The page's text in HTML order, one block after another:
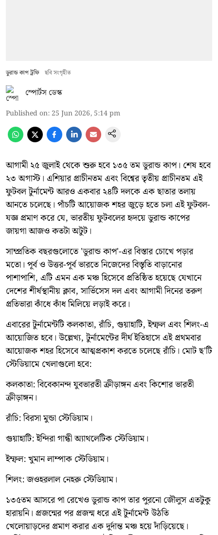
ডুরান্ড কাপ ট্রফি ছবি সংগৃহীত
স্পোর্টস ডেস্ক
Published on: 25 Jun 2026, 5:14 pm
আগামী ২৫ জুলাই থেকে শুরু হবে ১৩৫ তম ডুরান্ড কাপ। শেষ হবে
২৩ অগাস্ট। এশিয়ার প্রাচীনতম এবং বিশ্বের তৃতীয় প্রাচীনতম এই
ফুটবল টুর্নামেন্ট আরও একবার ২৪টি দলকে এক ছাতার তলায়
আনতে চলেছে। পাঁচটি আয়োজক শহর জুড়ে হতে চলা এই ফুটবল-
যজ্ঞ প্রমাণ করে যে, ভারতীয় ফুটবলের হৃদয়ে ডুরান্ড কাপের
জায়গা আজও কতটা অটুট।
সাম্প্রতিক বছরগুলোতে 'ডুরান্ড কাপ'-এর বিস্তার চোখে পড়ার
মতো। পূর্ব ও উত্তর-পূর্ব ভারতে নিজেদের বিস্তৃতি বাড়ানোর
পাশাপাশি, এটি এমন এক মঞ্চ হিসেবে প্রতিষ্ঠিত হয়েছে যেখানে
দেশের শীর্ষস্থানীয় ক্লাব, সার্ভিসেস দল এবং আগামী দিনের তরুণ
প্রতিভারা কাঁধে কাঁধ মিলিয়ে লড়াই করে।
এবারের টুর্নামেন্টটি কলকাতা, রাঁচি, গুয়াহাটি, ইম্ফল এবং শিলং-এ
আয়োজিত হবে। উল্লেখ্য, টুর্নামেন্টের দীর্ঘ ইতিহাসে এই প্রথমবার
আয়োজক শহর হিসেবে আত্মপ্রকাশ করতে চলেছে রাঁচি। মোট ছ'টি
স্টেডিয়ামে খেলাগুলো হবে:
কলকাতা: বিবেকানন্দ যুবভারতী ক্রীড়াঙ্গন এবং কিশোর ভারতী
ক্রীড়াঙ্গন।
রাঁচি: বিরসা মুন্ডা স্টেডিয়াম।
গুয়াহাটি: ইন্দিরা গান্ধী অ্যাথলেটিক স্টেডিয়াম।
ইম্ফল: খুমান লাম্পাক স্টেডিয়াম।
শিলং: জওহরলাল নেহরু স্টেডিয়াম।
১৩৫তম আসরে পা রেখেও ডুরান্ড কাপ তার পুরনো জৌলুস এতটুকু
হারায়নি। প্রজন্মের পর প্রজন্ম ধরে এই টুর্নামেন্ট উঠতি
খেলোয়াড়দের প্রমাণ করার এক দুর্দান্ত মঞ্চ হয়ে দাঁড়িয়েছে।